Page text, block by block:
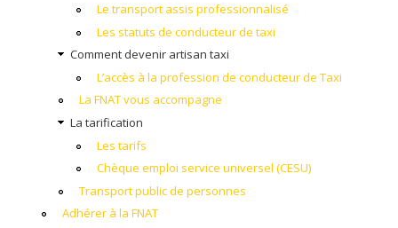
Le transport assis professionnalisé
Les statuts de conducteur de taxi
Comment devenir artisan taxi
L’accès à la profession de conducteur de Taxi
La FNAT vous accompagne
La tarification
Les tarifs
Chèque emploi service universel (CESU)
Transport public de personnes
Adhérer à la FNAT